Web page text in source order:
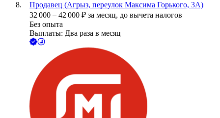
Продавец (Агрыз, переулок Максима Горького, 3А)
32 000 – 42 000 ₽ за месяц, до вычета налогов
Без опыта
Выплаты: Два раза в месяц